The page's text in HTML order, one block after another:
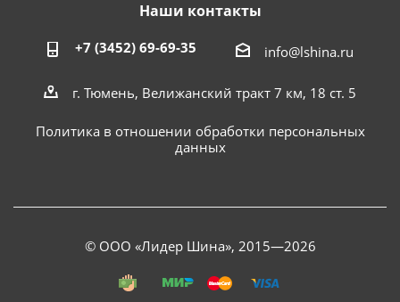
Наши контакты
+7 (3452) 69-69-35 info@lshina.ru
г. Тюмень, Велижанский тракт 7 км, 18 ст. 5
Политика в отношении обработки персональных
данных
© ООО «Лидер Шина», 2015—2026